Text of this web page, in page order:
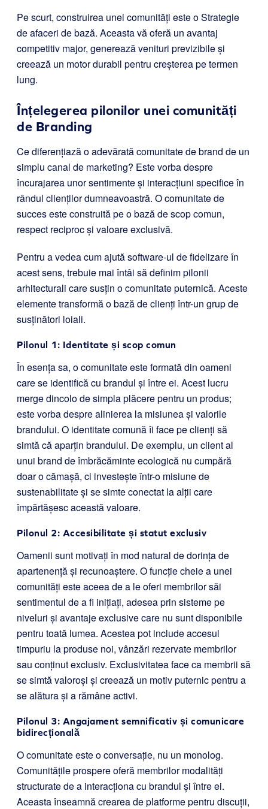
Pe scurt, construirea unei comunități este o Strategie
de afaceri de bază. Aceasta vă oferă un avantaj
competitiv major, generează venituri previzibile și
creează un motor durabil pentru creșterea pe termen
lung.
Înțelegerea pilonilor unei comunități
de Branding
Ce diferențiază o adevărată comunitate de brand de un
simplu canal de marketing? Este vorba despre
încurajarea unor sentimente și interacțiuni specifice în
rândul clienților dumneavoastră. O comunitate de
succes este construită pe o bază de scop comun,
respect reciproc și valoare exclusivă.
Pentru a vedea cum ajută software-ul de fidelizare în
acest sens, trebuie mai întâi să definim pilonii
arhitecturali care susțin o comunitate puternică. Aceste
elemente transformă o bază de clienți într-un grup de
susținători loiali.
Pilonul 1: Identitate și scop comun
În esența sa, o comunitate este formată din oameni
care se identifică cu brandul și între ei. Acest lucru
merge dincolo de simpla plăcere pentru un produs;
este vorba despre alinierea la misiunea și valorile
brandului. O identitate comună îi face pe clienți să
simtă că aparțin brandului. De exemplu, un client al
unui brand de îmbrăcăminte ecologică nu cumpără
doar o cămașă, ci investește într-o misiune de
sustenabilitate și se simte conectat la alții care
împărtășesc această valoare.
Pilonul 2: Accesibilitate și statut exclusiv
Oamenii sunt motivați în mod natural de dorința de
apartenență și recunoaștere. O funcție cheie a unei
comunități este aceea de a le oferi membrilor săi
sentimentul de a fi inițiați, adesea prin sisteme pe
niveluri și avantaje exclusive care nu sunt disponibile
pentru toată lumea. Acestea pot include accesul
timpuriu la produse noi, vânzări rezervate membrilor
sau conținut exclusiv. Exclusivitatea face ca membrii să
se simtă valoroși și creează un motiv puternic pentru a
se alătura și a rămâne activi.
Pilonul 3: Angajament semnificativ și comunicare
bidirecțională
O comunitate este o conversație, nu un monolog.
Comunitățile prospere oferă membrilor modalități
structurate de a interacționa cu brandul și între ei.
Aceasta înseamnă crearea de platforme pentru discuții,